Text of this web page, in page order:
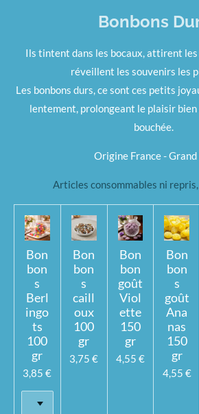
Bonbons
Ils tintent dans les bocaux, attirent
réveillent les souvenirs les
Les bonbons durs, ce sont ces petits
lentement, prolongeant le plaisir
bouchée.
Origine France - Grand
Articles consommables ni
Bon
bon
s
Berl
ingo
ts
100
gr
3,85 €
Bon
bon
s
caill
oux
100
gr
3,75 €
Bon
bon
goût
Viol
ette
150
gr
4,55 €
Bon
bon
s
goût
Ana
nas
150
gr
4,55 €